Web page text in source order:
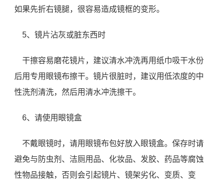
如果先折右镜腿，很容易造成镜框的变形。
5、镜片沾灰或脏东西时
干擦容易磨花镜片，建议清水冲洗再用纸巾吸干水份
后用专用眼镜布擦干。镜片很脏时，建议用低浓度的中
性洗剂清洗，然后用清水冲洗擦干。
6、请使用眼镜盒
不戴眼镜时，请用眼镜布包好放入眼镜盒。保存时请
避免与防虫剂、洁厕用品、化妆品、发胶、药品等腐蚀
性物品接触，否则会引起镜片、镜架劣化、变质、变